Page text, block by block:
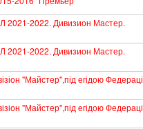
2022. Дивизион Мастер.
2022. Дивизион Мастер.
"Майстер",під егідою
"Майстер",під егідою